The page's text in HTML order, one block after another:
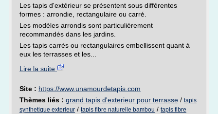
Les tapis d'extérieur se présentent sous différentes
formes : arrondie, rectangulaire ou carré.
Les modèles arrondis sont particulièrement
recommandés dans les jardins.
Les tapis carrés ou rectangulaires embellissent quant à
eux les terrasses et les...
Lire la suite
Site : https://www.unamourdetapis.com
Thèmes liés : grand tapis d'exterieur pour terrasse / tapis
synthetique exterieur / tapis fibre naturelle bambou / tapis fibre